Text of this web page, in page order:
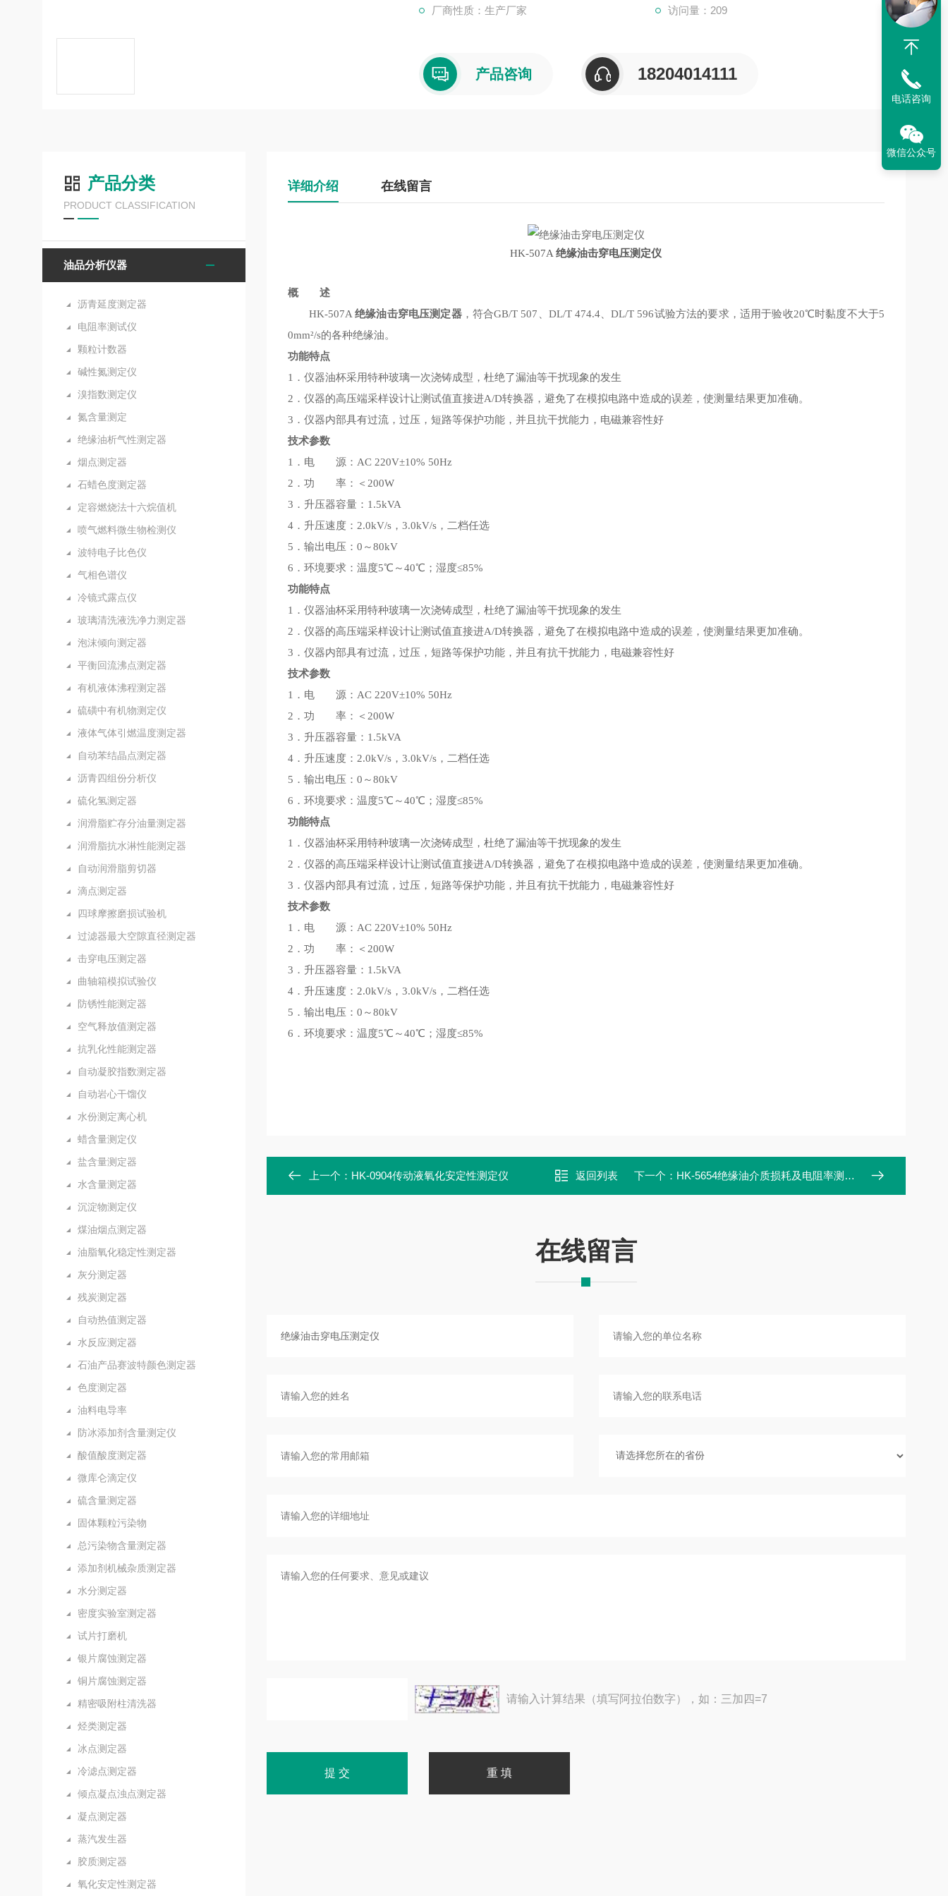
厂商性质：生产厂家 访问量：209
产品咨询 18204014111
产品分类
PRODUCT CLASSIFICATION
油品分析仪器
沥青延度测定器
电阻率测试仪
颗粒计数器
碱性氮测定仪
溴指数测定仪
氮含量测定
绝缘油析气性测定器
烟点测定器
石蜡色度测定器
定容燃烧法十六烷值机
喷气燃料微生物检测仪
波特电子比色仪
气相色谱仪
冷镜式露点仪
玻璃清洗液洗净力测定器
泡沫倾向测定器
平衡回流沸点测定器
有机液体沸程测定器
硫磺中有机物测定仪
液体气体引燃温度测定器
自动苯结晶点测定器
沥青四组份分析仪
硫化氢测定器
润滑脂贮存分油量测定器
润滑脂抗水淋性能测定器
自动润滑脂剪切器
滴点测定器
四球摩擦磨损试验机
过滤器最大空隙直径测定器
击穿电压测定器
曲轴箱模拟试验仪
防锈性能测定器
空气释放值测定器
抗乳化性能测定器
自动凝胶指数测定器
自动岩心干馏仪
水份测定离心机
蜡含量测定仪
盐含量测定器
水含量测定器
沉淀物测定仪
煤油烟点测定器
油脂氧化稳定性测定器
灰分测定器
残炭测定器
自动热值测定器
水反应测定器
石油产品赛波特颜色测定器
色度测定器
油料电导率
防冰添加剂含量测定仪
酸值酸度测定器
微库仑滴定仪
硫含量测定器
固体颗粒污染物
总污染物含量测定器
添加剂机械杂质测定器
水分测定器
密度实验室测定器
试片打磨机
银片腐蚀测定器
铜片腐蚀测定器
精密吸附柱清洗器
烃类测定器
冰点测定器
冷滤点测定器
倾点凝点浊点测定器
凝点测定器
蒸汽发生器
胶质测定器
氧化安定性测定器
详细介绍 在线留言
HK-507A绝缘油击穿电压测定仪
概 述
HK-507A绝缘油击穿电压测定器，符合GB/T 507、DL/T 474.4、DL/T 596试验方法的要求，适用于验收20℃时黏度不大于5
0mm²/s的各种绝缘油。
功能特点
1．仪器油杯采用特种玻璃一次浇铸成型，杜绝了漏油等干扰现象的发生
2．仪器的高压端采样设计让测试值直接进A/D转换器，避免了在模拟电路中造成的误差，使测量结果更加准确。
3．仪器内部具有过流，过压，短路等保护功能，并且抗干扰能力，电磁兼容性好
技术参数
1．电 源：AC 220V±10% 50Hz
2．功 率：＜200W
3．升压器容量：1.5kVA
4．升压速度：2.0kV/s，3.0kV/s，二档任选
5．输出电压：0～80kV
6．环境要求：温度5℃～40℃；湿度≤85%
功能特点
1．仪器油杯采用特种玻璃一次浇铸成型，杜绝了漏油等干扰现象的发生
2．仪器的高压端采样设计让测试值直接进A/D转换器，避免了在模拟电路中造成的误差，使测量结果更加准确。
3．仪器内部具有过流，过压，短路等保护功能，并且有抗干扰能力，电磁兼容性好
技术参数
1．电 源：AC 220V±10% 50Hz
2．功 率：＜200W
3．升压器容量：1.5kVA
4．升压速度：2.0kV/s，3.0kV/s，二档任选
5．输出电压：0～80kV
6．环境要求：温度5℃～40℃；湿度≤85%
功能特点
1．仪器油杯采用特种玻璃一次浇铸成型，杜绝了漏油等干扰现象的发生
2．仪器的高压端采样设计让测试值直接进A/D转换器，避免了在模拟电路中造成的误差，使测量结果更加准确。
3．仪器内部具有过流，过压，短路等保护功能，并且有抗干扰能力，电磁兼容性好
技术参数
1．电 源：AC 220V±10% 50Hz
2．功 率：＜200W
3．升压器容量：1.5kVA
4．升压速度：2.0kV/s，3.0kV/s，二档任选
5．输出电压：0～80kV
6．环境要求：温度5℃～40℃；湿度≤85%
上一个： HK-0904传动液氧化安定性测定仪 返回列表 下一个： HK-5654绝缘油介质损耗及电阻率测试仪
在线留言
请输入计算结果（填写阿拉伯数字），如：三加四=7
电话咨询
微信公众号